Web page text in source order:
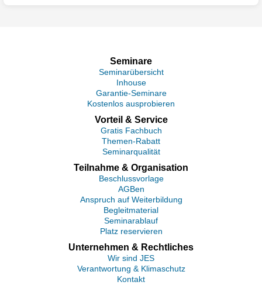
Seminare
Seminarübersicht
Inhouse
Garantie-Seminare
Kostenlos ausprobieren
Vorteil & Service
Gratis Fachbuch
Themen-Rabatt
Seminarqualität
Teilnahme & Organisation
Beschlussvorlage
AGBen
Anspruch auf Weiterbildung
Begleitmaterial
Seminarablauf
Platz reservieren
Unternehmen & Rechtliches
Wir sind JES
Verantwortung & Klimaschutz
Kontakt